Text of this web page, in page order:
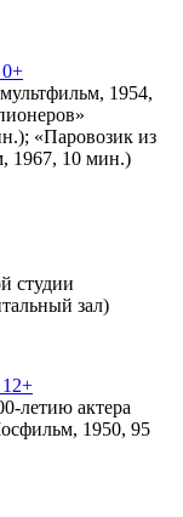
1954,
«Паровозик из
1967, 10 мин.)
студии
зал)
летию актера
1950, 95